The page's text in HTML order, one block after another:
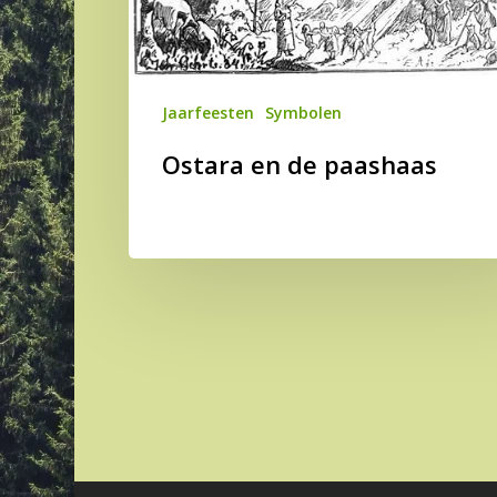
Jaarfeesten Symbolen
Ostara en de paashaas